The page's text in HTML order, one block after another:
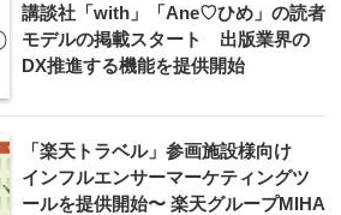
講談社「with」「Ane♡ひめ」の読者
モデルの掲載スタート 出版業界の
DX推進する機能を提供開始
「楽天トラベル」参画施設様向け
インフルエンサーマーケティングツ
ールを提供開始〜 楽天グループMIHA